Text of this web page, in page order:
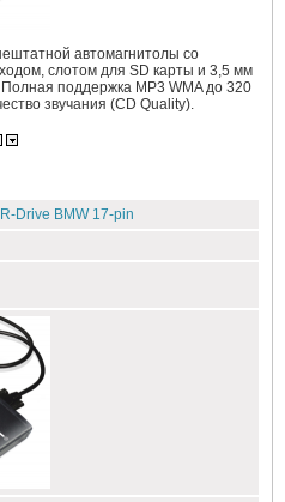
автомагнитолы со
слотом для SD карты и 3,5 мм
поддержка MP3 WMA до 320
звучания (CD Quality).
Drive BMW 17-pin